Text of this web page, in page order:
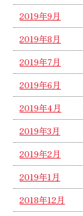
2019年9月
2019年8月
2019年7月
2019年6月
2019年4月
2019年3月
2019年2月
2019年1月
2018年12月